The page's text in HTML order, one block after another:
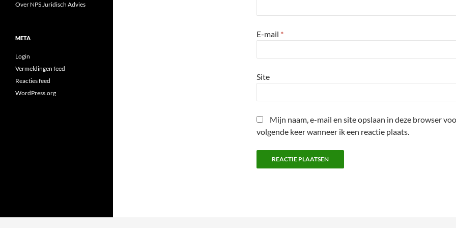
E-mail *
Site
Mijn naam, e-mail en site opslaan in deze browser
volgende keer wanneer ik een reactie plaats.
Over NPS Juridisch Advies
META
Login
Vermeldingen feed
Reacties feed
WordPress.org